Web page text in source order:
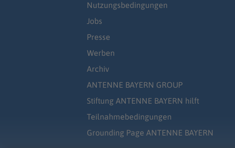
Nutzungsbedingungen
Jobs
Presse
Werben
Archiv
ANTENNE BAYERN GROUP
Stiftung ANTENNE BAYERN hilft
Teilnahmebedingungen
Grounding Page ANTENNE BAYERN